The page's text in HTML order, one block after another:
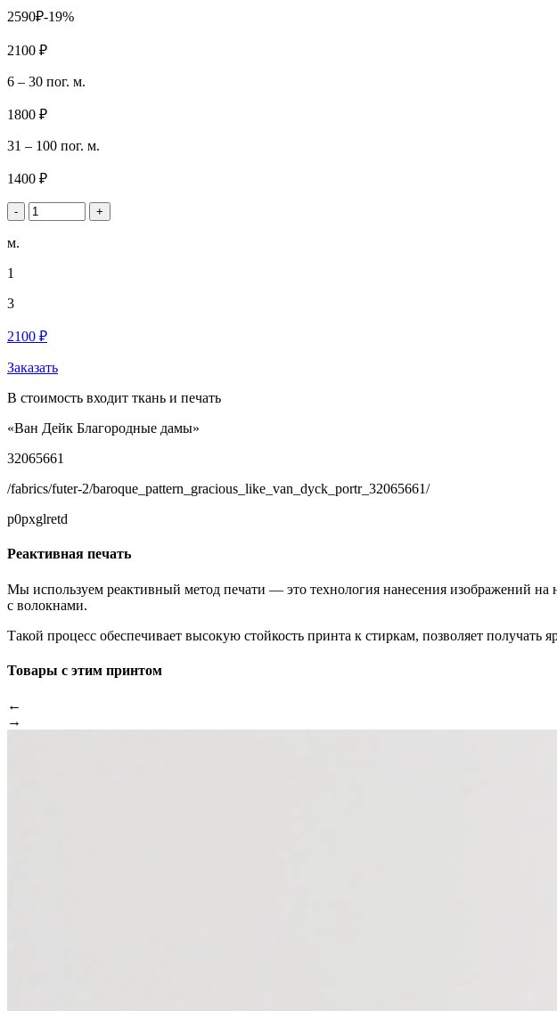
2590₽-19%
2100 ₽
6 – 30 пог. м.
1800 ₽
31 – 100 пог. м.
1400 ₽
- +
м.
1
3
2100 ₽
Заказать
В стоимость входит ткань и печать
«Ван Дейк Благородные дамы»
32065661
/fabrics/futer-2/baroque_pattern_gracious_like_van_dyck_portr_32065661/
p0pxglretd
Реактивная печать
Мы используем реактивный метод печати — это технология нанесения изображений
с волокнами.
Такой процесс обеспечивает высокую стойкость принта к стиркам, позволяет
Товары с этим принтом
←
→